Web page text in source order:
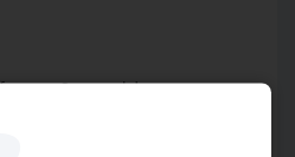
Carnaval de